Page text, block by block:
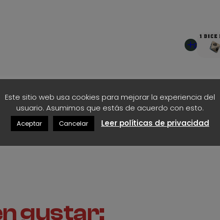
1
5
€
h
Añadir
al
Añadir
al
carrito
gustar:
Este sitio web usa cookies para mejorar la experiencia del
usuario. Asumimos que estás de acuerdo con esto.
Aceptar Cancelar Leer políticas de privacidad